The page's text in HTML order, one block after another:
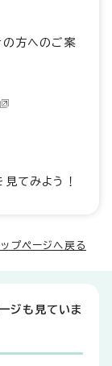
の方へのご案
てみよう！
ップページへ戻る
ジも見ていま